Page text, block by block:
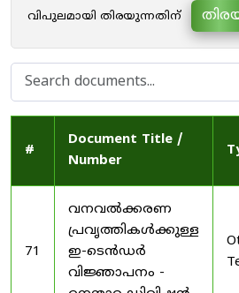
വിപുലമായി തിരയുന്നതിന്
#
Document Title /
Number
71
വനവൽക്കരണ
പ്രവൃത്തികൾക്കുള്ള
ഇ-ടെൻഡർ
വിജ്ഞാപനം -